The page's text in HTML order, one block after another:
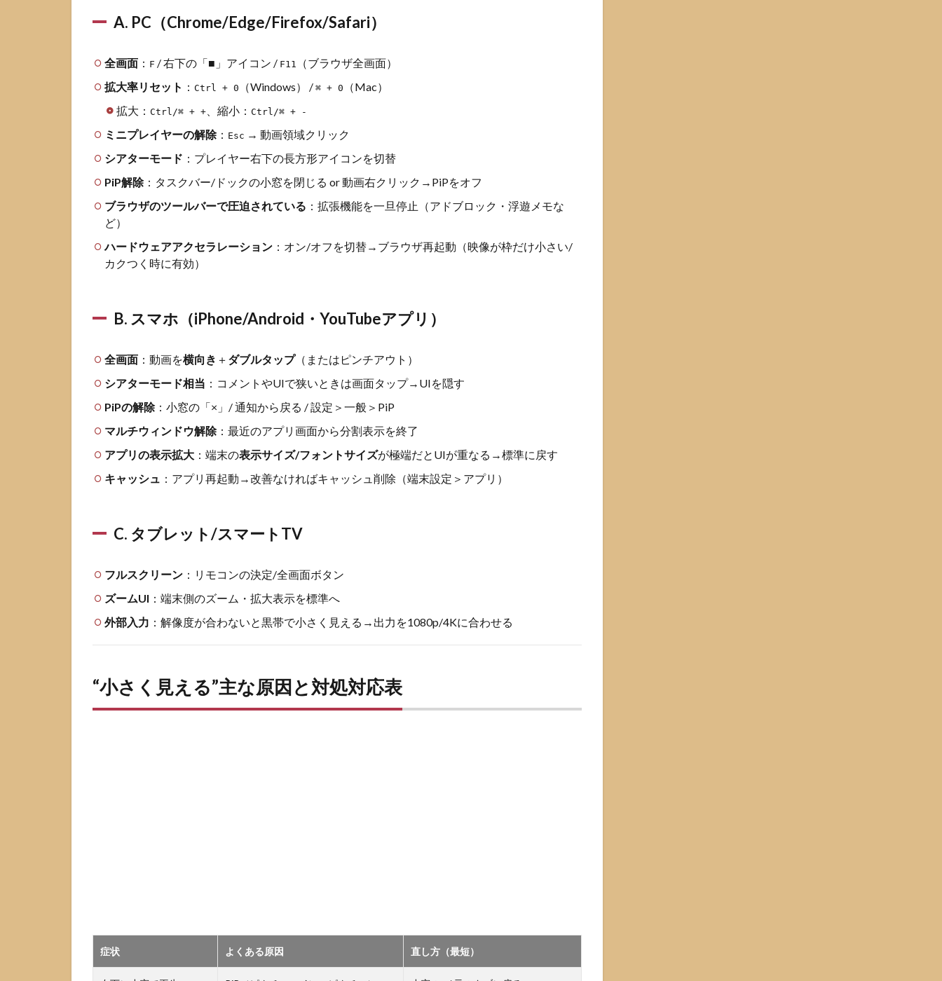
再
発
防
の
コ
ある質問
（FAQ）
A. PC（Chrome/Edge/Firefox/Safari）
全画面 ： F / 右下の「■」アイコン / F11
（ブラウザ全画面）
拡大率リセット ： Ctrl + 0 （Windows） / ⌘ + 0
（Mac）
拡大： Ctrl/⌘ + + 、縮小： Ctrl/⌘ + -
ミニプレイヤーの解除： Esc → 動画領域クリック
シアターモード ：プレイヤー右下の長方形アイコンを切替
PiP解除：タスクバー/ドックの小窓を閉じる or 動画右クリック→PiPをオフ
ブラウザのツールバーで圧迫されている ：拡張機能を一旦停止（アドブロック・浮遊メモな
ど）
ハードウェアアクセラレーション ：オン/オフを切替→ブラウザ再起動（映像が枠だけ小さい/
カクつく時に有効）
B. スマホ（iPhone/Android・YouTubeアプリ）
全画面 ：動画を横向き ＋ ダブルタップ（またはピンチアウト）
シアターモード相当 ：コメントやUIで狭いときは画面タップ→UIを隠す
PiPの解除：小窓の「×」/ 通知から戻る / 設定＞一般＞PiP
マルチウィンドウ解除：最近のアプリ画面から分割表示を終了
アプリの表示拡大 ：端末の表示サイズ/フォントサイズが極端だとUIが重なる→標準に戻す
キャッシュ ：アプリ再起動→改善なければキャッシュ削除（端末設定＞アプリ）
C. タブレット/スマートTV
フルスクリーン ：リモコンの決定/全画面ボタン
ズームUI ：端末側のズーム・拡大表示を標準へ
外部入力 ：解像度が合わないと黒帯で小さく見える→出力を1080p/4Kに合わせる
“小さく見える”主な原因と対処対応表
症状 よくある原因 直し方（最短）